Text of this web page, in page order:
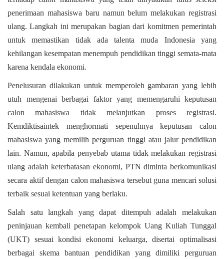
penerimaan mahasiswa baru namun belum melakukan registrasi
ulang. Langkah ini merupakan bagian dari komitmen pemerintah
untuk memastikan tidak ada talenta muda Indonesia yang
kehilangan kesempatan menempuh pendidikan tinggi semata-mata
karena kendala ekonomi.
Penelusuran dilakukan untuk memperoleh gambaran yang lebih
utuh mengenai berbagai faktor yang memengaruhi keputusan
calon mahasiswa tidak melanjutkan proses registrasi.
Kemdiktisaintek menghormati sepenuhnya keputusan calon
mahasiswa yang memilih perguruan tinggi atau jalur pendidikan
lain. Namun, apabila penyebab utama tidak melakukan registrasi
ulang adalah keterbatasan ekonomi, PTN diminta berkomunikasi
secara aktif dengan calon mahasiswa tersebut guna mencari solusi
terbaik sesuai ketentuan yang berlaku.
Salah satu langkah yang dapat ditempuh adalah melakukan
peninjauan kembali penetapan kelompok Uang Kuliah Tunggal
(UKT) sesuai kondisi ekonomi keluarga, disertai optimalisasi
berbagai skema bantuan pendidikan yang dimiliki perguruan